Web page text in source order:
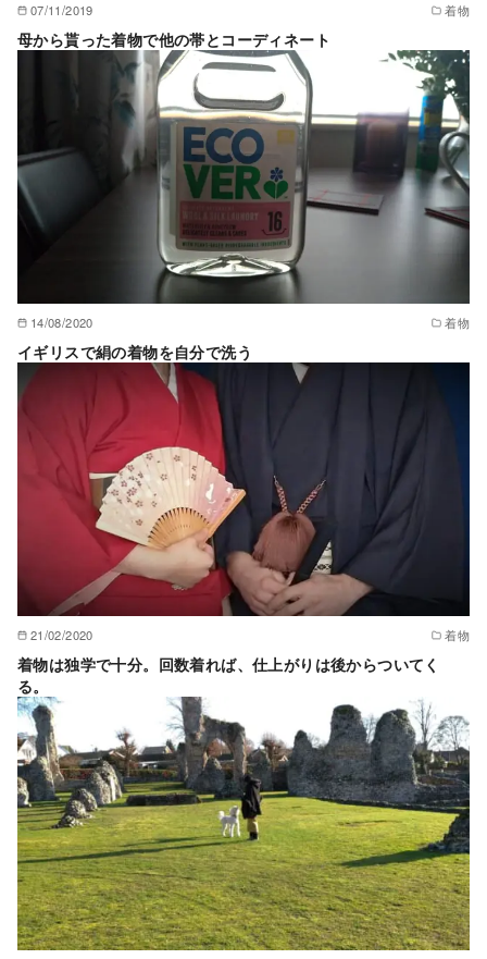
07/11/2019 着物
母から貰った着物で他の帯とコーディネート
14/08/2020 着物
イギリスで絹の着物を自分で洗う
21/02/2020 着物
着物は独学で十分。回数着れば、仕上がりは後からついてく
る。